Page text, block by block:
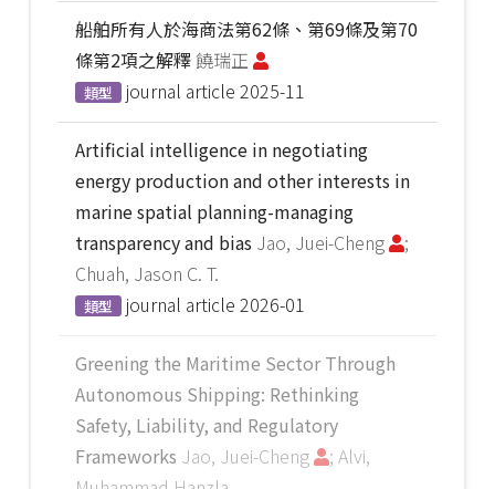
船舶所有人於海商法第62條、第69條及第70
條第2項之解釋饒瑞正
類型 journal article 2025-11
Artificial intelligence in negotiating
energy production and other interests in
marine spatial planning-managing
transparency and bias Jao, Juei-Cheng
;
Chuah, Jason C. T.
類型 journal article 2026-01
Greening the Maritime Sector Through
Autonomous Shipping: Rethinking
Safety, Liability, and Regulatory
Frameworks Jao, Juei-Cheng
; Alvi,